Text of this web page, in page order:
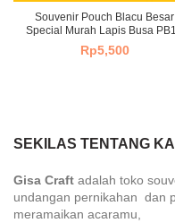
Souvenir Pouch Blacu Besar
Special Murah Lapis Busa
Rp5,500
SEKILAS TENTANG
Gisa Craft adalah toko
undangan pernikahan dan
meramaikan acaramu,